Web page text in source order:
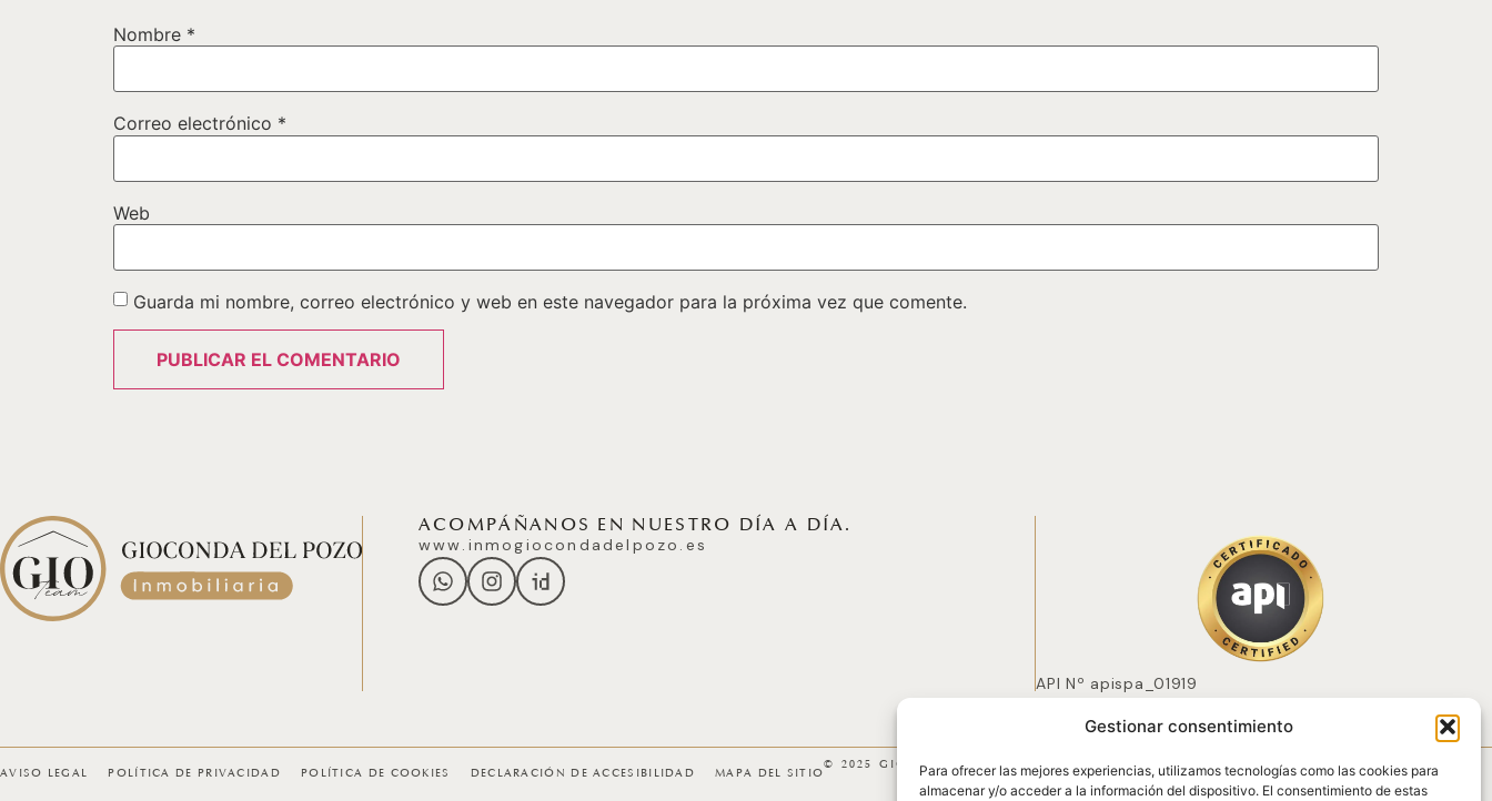
Gestionar consentimiento
Para ofrecer las mejores experiencias, utilizamos tecnologías como las cookies para
almacenar y/o acceder a la información del dispositivo. El consentimiento de estas
Nombre *
Correo electrónico *
Web
Guarda mi nombre, correo electrónico y web en este navegador para la próxima vez que comente.
ACOMPÁÑANOS EN NUESTRO DÍA A DÍA.
www.inmogiocondadelpozo.es
API Nº apispa_01919
AVISO LEGAL POLÍTICA DE PRIVACIDAD POLÍTICA DE COOKIES DECLARACIÓN DE ACCESIBILIDAD MAPA DEL SITIO
© 2025 GICONDA DEL POZO